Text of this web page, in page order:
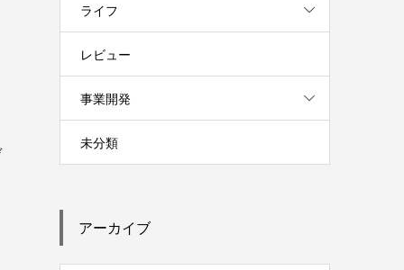
ライフ
レビュー
事業開発
未分類
アーカイブ